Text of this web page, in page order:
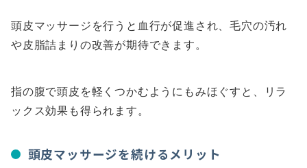
頭皮マッサージを行うと血行が促進され、毛穴の汚れ
や皮脂詰まりの改善が期待できます。
指の腹で頭皮を軽くつかむようにもみほぐすと、リラ
ックス効果も得られます。
頭皮マッサージを続けるメリット